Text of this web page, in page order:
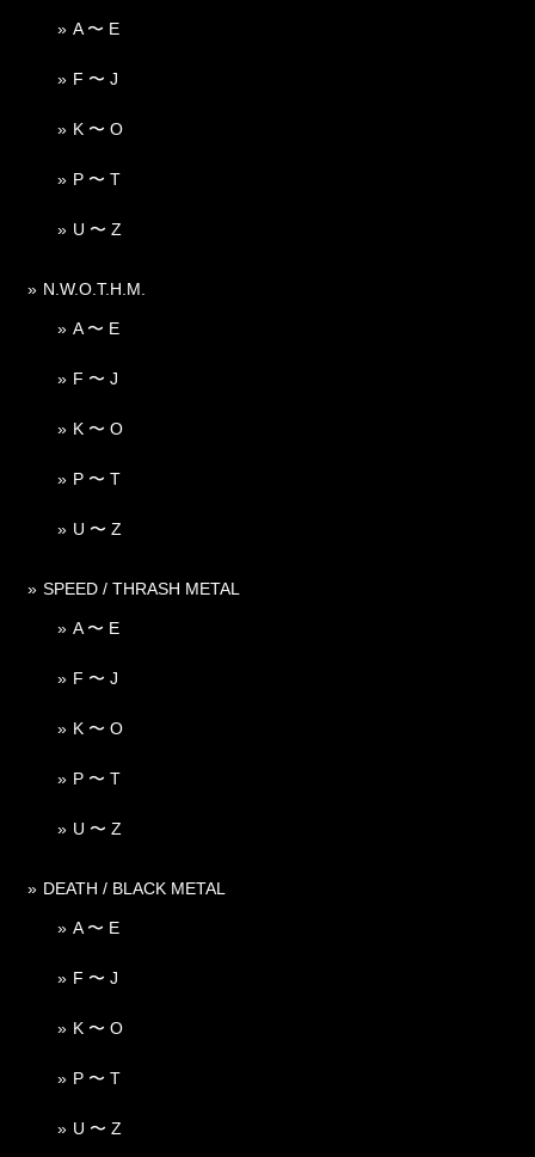
A 〜 E
F 〜 J
K 〜 O
P 〜 T
U 〜 Z
N.W.O.T.H.M.
A 〜 E
F 〜 J
K 〜 O
P 〜 T
U 〜 Z
SPEED / THRASH METAL
A 〜 E
F 〜 J
K 〜 O
P 〜 T
U 〜 Z
DEATH / BLACK METAL
A 〜 E
F 〜 J
K 〜 O
P 〜 T
U 〜 Z